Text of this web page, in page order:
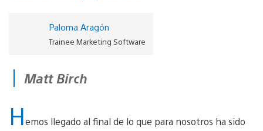
Paloma Aragón
Trainee Marketing Software
Matt Birch
Hemos llegado al final de lo que para nosotros ha sido